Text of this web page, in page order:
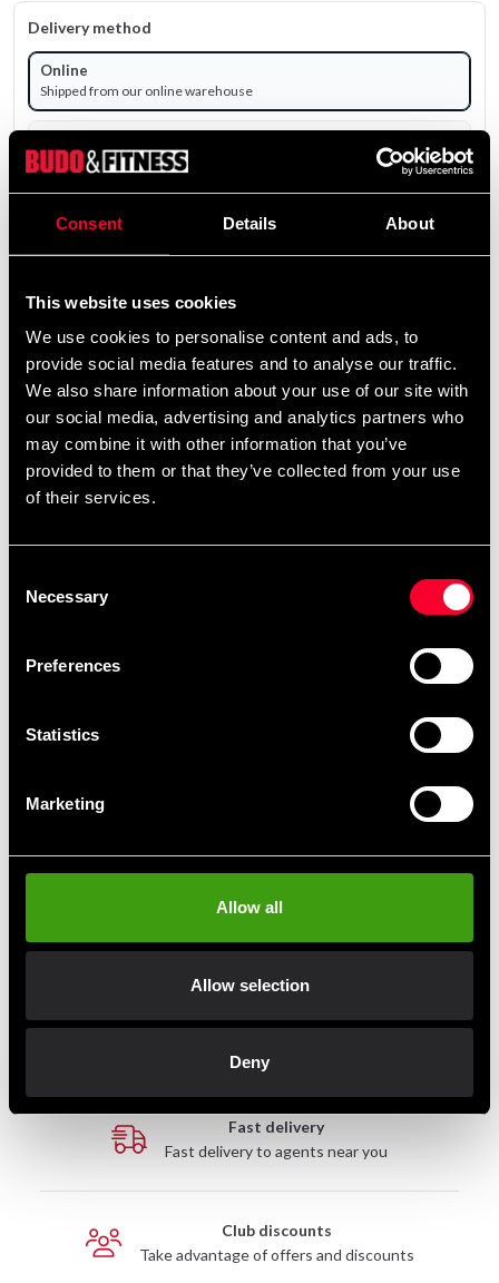
Consent Details About
This website uses cookies
We use cookies to personalise content and ads, to
provide social media features and to analyse our traffic.
We also share information about your use of our site with
our social media, advertising and analytics partners who
may combine it with other information that you’ve
provided to them or that they’ve collected from your use
of their services.
Selection
Necessary
Preferences
Statistics
Marketing
Allow all
Allow selection
Deny
Delivery method
Online
Shipped from our online warehouse
Select a store that has the product in stock.
295 SEK
Excl. TAX: 236.00 SEK
Quantity
remove add Add to cart
Product information
Stilrent och mångsidigt benskydd för träning varje dag i
Enkla att ta av och på - som en strumpa med justerbara
Storleksguide
M
142.2 - 160 cm
162.6 - 180.3 c,
Fast delivery
Fast delivery to agents near you
Club discounts
Take advantage of offers and discounts